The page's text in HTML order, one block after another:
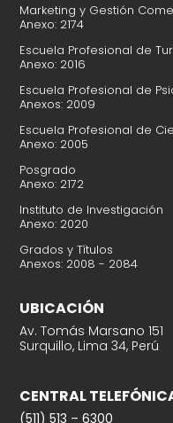
Marketing y Gestión
Anexo: 2174
Escuela Profesional de
Anexo: 2016
Escuela Profesional de
Anexos: 2009
Escuela Profesional de
Anexo: 2005
Posgrado
Anexo: 2172
Instituto de Investigación
Anexo: 2020
Grados y Títulos
Anexos: 2008 - 2084
UBICACIÓN
Av. Tomás Marsano 151
Surquillo, Lima 34, Perú
CENTRAL
(511) 513 – 6300